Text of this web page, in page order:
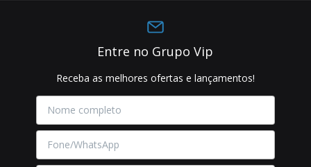
Entre no Grupo Vip
Receba as melhores ofertas e lançamentos!